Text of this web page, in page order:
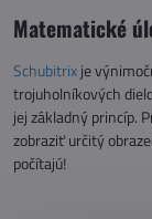
Matematické
Schubitrixje
trojuholníkových
jej základný princíp.
zobraziť určitý
počítajú!